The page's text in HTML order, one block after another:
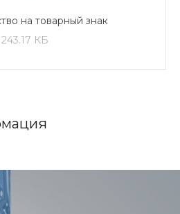
на товарный знак
243.17 КБ